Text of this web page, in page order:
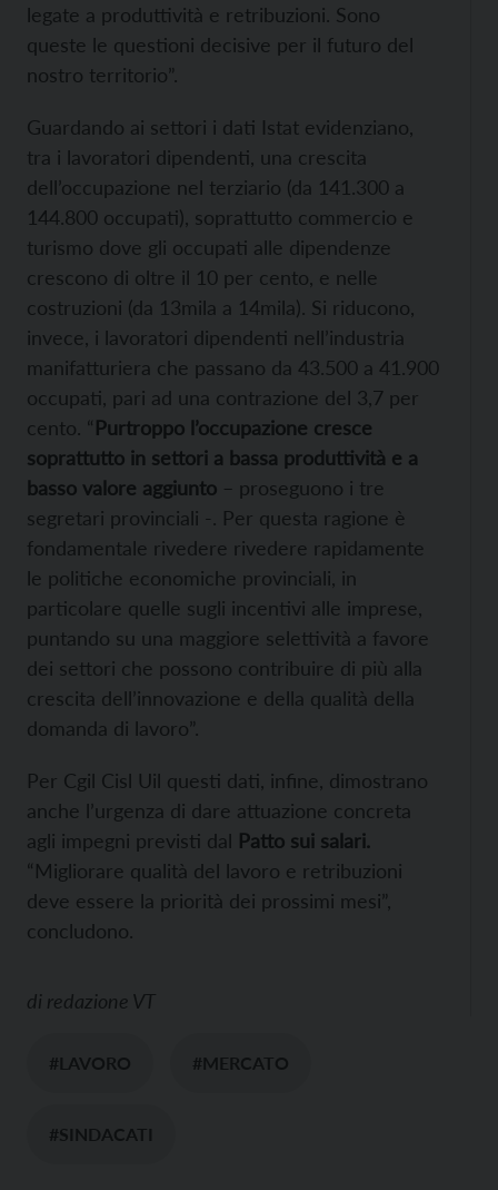
legate a produttività e retribuzioni. Sono
queste le questioni decisive per il futuro del
nostro territorio”.
Guardando ai settori i dati Istat evidenziano,
tra i lavoratori dipendenti, una crescita
dell’occupazione nel terziario (da 141.300 a
144.800 occupati), soprattutto commercio e
turismo dove gli occupati alle dipendenze
crescono di oltre il 10 per cento, e nelle
costruzioni (da 13mila a 14mila). Si riducono,
invece, i lavoratori dipendenti nell’industria
manifatturiera che passano da 43.500 a 41.900
occupati, pari ad una contrazione del 3,7 per
cento. “Purtroppo l’occupazione cresce
soprattutto in settori a bassa produttività e a
basso valore aggiunto – proseguono i tre
segretari provinciali -. Per questa ragione è
fondamentale rivedere rivedere rapidamente
le politiche economiche provinciali, in
particolare quelle sugli incentivi alle imprese,
puntando su una maggiore selettività a favore
dei settori che possono contribuire di più alla
crescita dell’innovazione e della qualità della
domanda di lavoro”.
Per Cgil Cisl Uil questi dati, infine, dimostrano
anche l’urgenza di dare attuazione concreta
agli impegni previsti dal Patto sui salari.
“Migliorare qualità del lavoro e retribuzioni
deve essere la priorità dei prossimi mesi”,
concludono.
di redazione VT
#LAVORO #MERCATO
#SINDACATI